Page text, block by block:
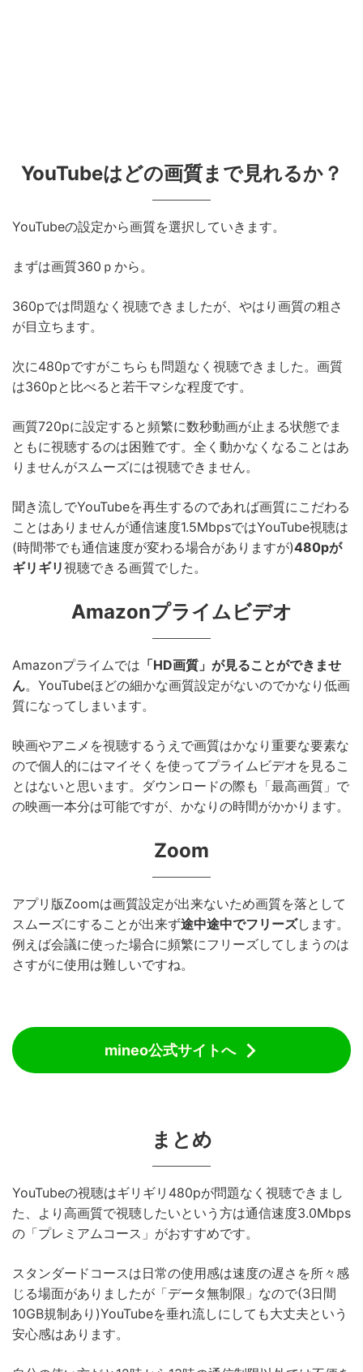
YouTubeはどの画質まで見れるか？
YouTubeの設定から画質を選択していきます。
まずは画質360ｐから。
360pでは問題なく視聴できましたが、やはり画質の粗さ
が目立ちます。
次に480pですがこちらも問題なく視聴できました。画質
は360pと比べると若干マシな程度です。
画質720pに設定すると頻繁に数秒動画が止まる状態でま
ともに視聴するのは困難です。全く動かなくなることはあ
りませんがスムーズには視聴できません。
聞き流しでYouTubeを再生するのであれば画質にこだわる
ことはありませんが通信速度1.5MbpsではYouTube視聴は
(時間帯でも通信速度が変わる場合がありますが)480pが
ギリギリ視聴できる画質でした。
Amazonプライムビデオ
Amazonプライムでは 「HD画質」が見ることができませ
ん。YouTubeほどの細かな画質設定がないのでかなり低画
質になってしまいます。
映画やアニメを視聴するうえで画質はかなり重要な要素な
ので個人的にはマイそくを使ってプライムビデオを見るこ
とはないと思います。ダウンロードの際も「最高画質」で
の映画一本分は可能ですが、かなりの時間がかかります。
Zoom
アプリ版Zoomは画質設定が出来ないため画質を落として
スムーズにすることが出来ず途中途中でフリーズします。
例えば会議に使った場合に頻繁にフリーズしてしまうのは
さすがに使用は難しいですね。
mineo公式サイトへ
まとめ
YouTubeの視聴はギリギリ480pが問題なく視聴できまし
た、より高画質で視聴したいという方は通信速度3.0Mbps
の「プレミアムコース」がおすすめです。
スタンダードコースは日常の使用感は速度の遅さを所々感
じる場面がありましたが「データ無制限」なので(3日間
10GB規制あり)YouTubeを垂れ流しにしても大丈夫という
安心感はあります。